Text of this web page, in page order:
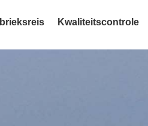
Kwaliteitscontrole